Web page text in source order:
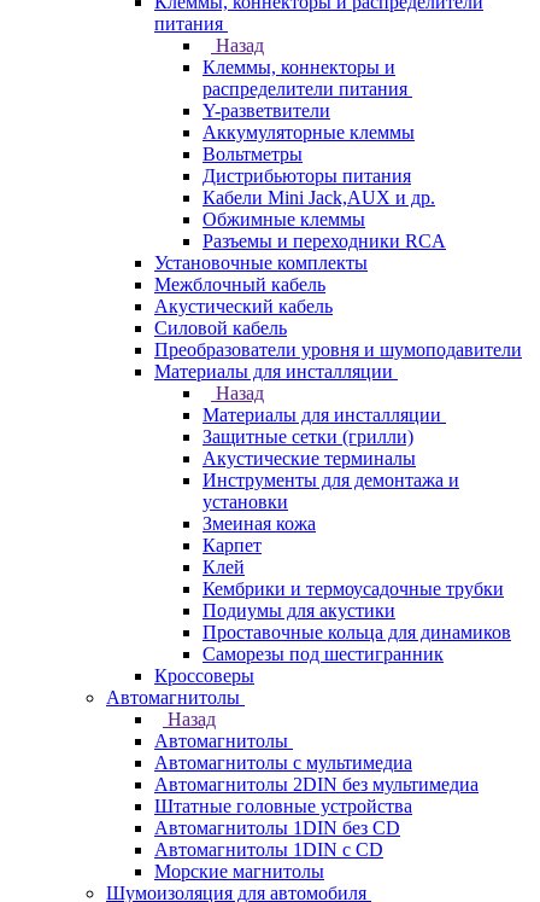
питания
Назад
Клеммы, коннекторы и
распределители питания
Y-разветвители
Аккумуляторные клеммы
Вольтметры
Дистрибьюторы питания
Кабели Mini Jack,AUX и др.
Обжимные клеммы
Разъемы и переходники RCA
Установочные комплекты
Межблочный кабель
Акустический кабель
Силовой кабель
Преобразователи уровня и шумоподавители
Материалы для инсталляции
Назад
Материалы для инсталляции
Защитные сетки (грилли)
Акустические терминалы
Инструменты для демонтажа и
установки
Змеиная кожа
Карпет
Клей
Кембрики и термоусадочные трубки
Подиумы для акустики
Проставочные кольца для динамиков
Саморезы под шестигранник
Кроссоверы
Автомагнитолы
Назад
Автомагнитолы
Автомагнитолы с мультимедиа
Автомагнитолы 2DIN без мультимедиа
Штатные головные устройства
Автомагнитолы 1DIN без CD
Автомагнитолы 1DIN с CD
Морские магнитолы
Шумоизоляция для автомобиля